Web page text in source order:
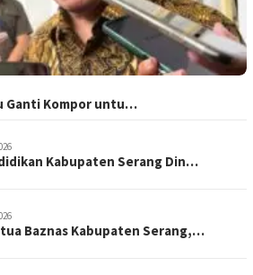
Ganti Kompor untu…
Kabupaten Serang Din…
Baznas Kabupaten Serang,…